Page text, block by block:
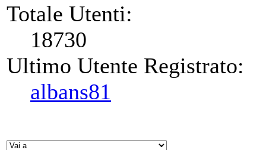
Totale Utenti:
18730
Ultimo Utente Registrato:
albans81